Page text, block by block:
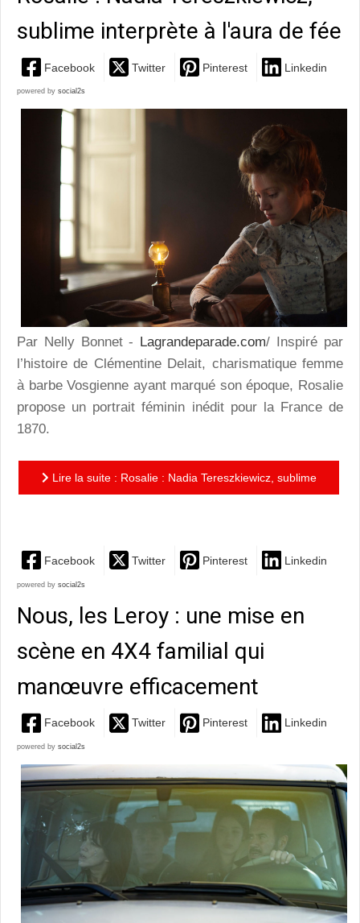
sublime interprète à l'aura de fée
Facebook Twitter Pinterest Linkedin
powered by social2s
Par Nelly Bonnet - Lagrandeparade.com/ Inspiré par
l’histoire de Clémentine Delait, charismatique femme
à barbe Vosgienne ayant marqué son époque, Rosalie
propose un portrait féminin inédit pour la France de
1870.
Lire la suite : Rosalie : Nadia Tereszkiewicz, sublime
Facebook Twitter Pinterest Linkedin
powered by social2s
Nous, les Leroy : une mise en
scène en 4X4 familial qui
manœuvre efficacement
Facebook Twitter Pinterest Linkedin
powered by social2s